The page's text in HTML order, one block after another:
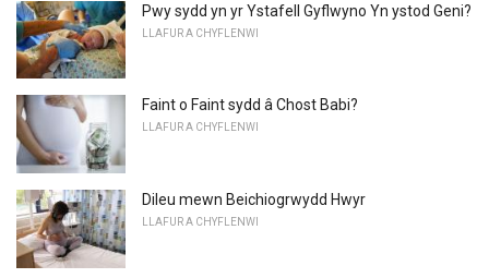
Pwy sydd yn yr Ystafell Gyflwyno Yn ystod Geni?
LLAFUR A CHYFLENWI
Faint o Faint sydd â Chost Babi?
LLAFUR A CHYFLENWI
Dileu mewn Beichiogrwydd Hwyr
LLAFUR A CHYFLENWI